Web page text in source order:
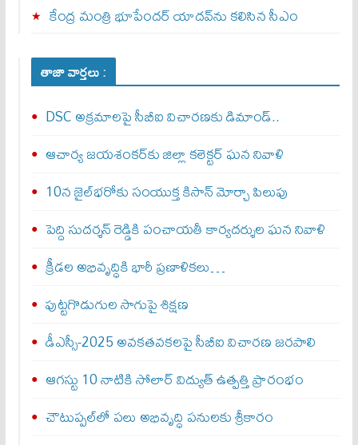
కేంద్ర మంత్రి భూపేందర్ యాదవ్‌ను కలిసిన సీఎం
తాజా వార్తలు :
DSC అక్రమాలపై సీబీఐ విచారణకు డిమాండ్..
ఆచార్య జయశంకర్‌కు జిల్లా కలెక్టర్ ఘన నివాళి
10న జైల్‌భరోకు సంయుక్త కిసాన్ మోర్చా పిలుపు
పెద్ది సుదర్శన్ రెడ్డికి పంచాయతీ కార్యదర్శుల ఘన నివాళి
క్రీడల అభివృద్ధికి భారీ ప్రణాళికలు…
పుట్టగొడుగుల సాగుపై శిక్షణ
డీఎస్సీ-2025 అవకతవకలపై సీబీఐ విచారణ జరపాలి
ఆగస్టు 10 నాటికి సోలార్ విద్యుత్ ఉత్పత్తి ప్రారంభం
చౌటుప్పల్‌లో పలు అభివృద్ధి పనులకు శ్రీకారం